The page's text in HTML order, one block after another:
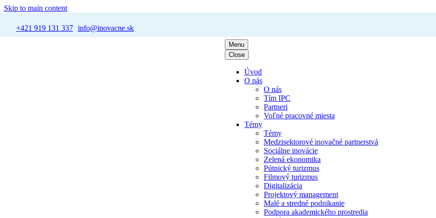
Skip to main content
+421 919 131 337 info@inovacne.sk
Menu
Close
Úvod
O nás
O nás
Tím IPC
Partneri
Voľné pracovné miesta
Témy
Témy
Medzisektorové inovačné partnerstvá
Sociálne inovácie
Zelená ekonomika
Pútnický turizmus
Filmový turizmus
Digitalizácia
Projektový management
Malé a stredné podnikanie
Podpora akademického prostredia